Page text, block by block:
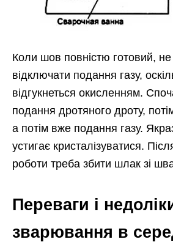
Коли шов повністю готовий,
відключати подання газу,
відгукнеться окисленням.
подання дротяного дроту,
а потім вже подання газу.
устигає кристалізуватися.
роботи треба збити шлак зі
Переваги і
зварювання в